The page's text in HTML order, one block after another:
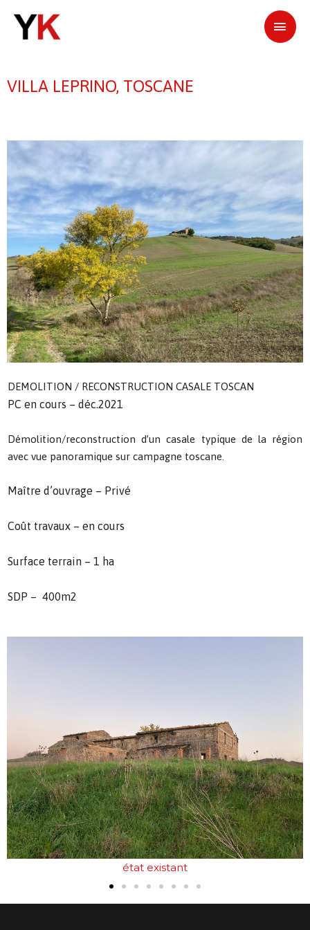
VILLA LEPRINO, TOSCANE
DEMOLITION / RECONSTRUCTION CASALE TOSCAN
PC en cours – déc.2021
Démolition/reconstruction d’un casale typique de la région
avec vue panoramique sur campagne toscane.
Maître d’ouvrage – Privé
Coût travaux – en cours
Surface terrain – 1 ha
SDP – 400m2
état existant